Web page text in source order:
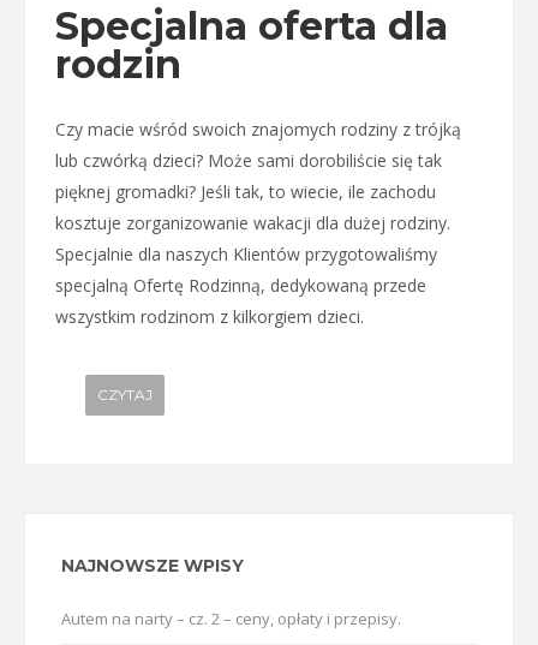
Specjalna oferta dla
rodzin
Czy macie wśród swoich znajomych rodziny z trójką
lub czwórką dzieci? Może sami dorobiliście się tak
pięknej gromadki? Jeśli tak, to wiecie, ile zachodu
kosztuje zorganizowanie wakacji dla dużej rodziny.
Specjalnie dla naszych Klientów przygotowaliśmy
specjalną Ofertę Rodzinną, dedykowaną przede
wszystkim rodzinom z kilkorgiem dzieci.
CZYTAJ
NAJNOWSZE WPISY
Autem na narty – cz. 2 – ceny, opłaty i przepisy.